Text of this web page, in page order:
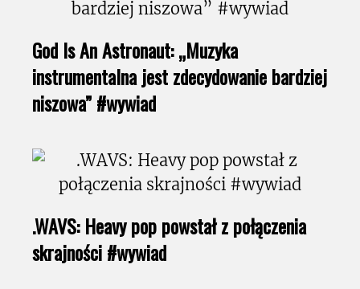
God Is An Astronaut: „Muzyka
instrumentalna jest zdecydowanie bardziej
niszowa” #wywiad
.WAVS: Heavy pop powstał z połączenia
skrajności #wywiad